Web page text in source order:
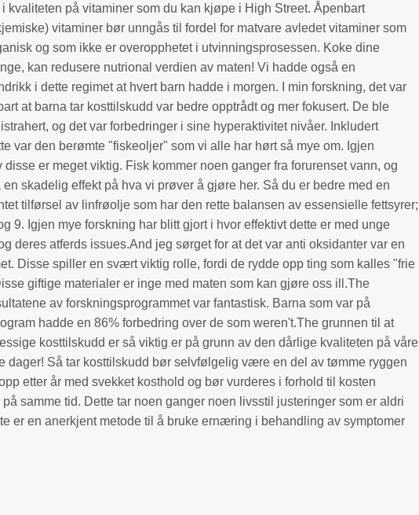
kvaliteten på vitaminer som du kan kjøpe i High Street. Åpenbart
vitaminer bør unngås til fordel for matvare avledet vitaminer som
og som ikke er overopphetet i utvinningsprosessen. Koke dine
kan redusere nutrional verdien av maten! Vi hadde også en
i dette regimet at hvert barn hadde i morgen. I min forskning, det var
at barna tar kosttilskudd var bedre opptrådt og mer fokusert. De ble
og det var forbedringer i sine hyperaktivitet nivåer. Inkludert
var den berømte "fiskeoljer" som vi alle har hørt så mye om. Igjen
disse er meget viktig. Fisk kommer noen ganger fra forurenset vann, og
en skadelig effekt på hva vi prøver å gjøre her. Så du er bedre med en
tilførsel av linfrøolje som har den rette balansen av essensielle fettsyrer;
9. Igjen mye forskning har blitt gjort i hvor effektivt dette er med unge
deres atferds issues.And jeg sørget for at det var anti oksidanter var en
Disse spiller en svært viktig rolle, fordi de rydde opp ting som kalles "frie
giftige materialer er inge med maten som kan gjøre oss ill.The
av forskningsprogrammet var fantastisk. Barna som var på
hadde en 86% forbedring over de som weren't.The grunnen til at
kosttilskudd er så viktig er på grunn av den dårlige kvaliteten på våre
dager! Så tar kosttilskudd bør selvfølgelig være en del av tømme ryggen
etter år med svekket kosthold og bør vurderes i forhold til kosten
samme tid. Dette tar noen ganger noen livsstil justeringer som er aldri
er en anerkjent metode til å bruke ernæring i behandling av symptomer